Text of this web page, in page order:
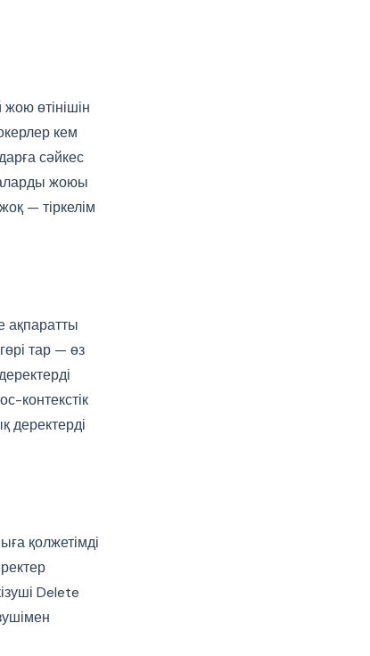
өтінішін
кем
сәйкес
жоюы
— тіркелім
ақпаратты
тар — өз
контекстік
деректерді
қолжетімді
Delete